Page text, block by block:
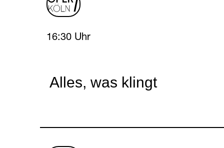
Alles, was klingt
Friday, 16 April 2027
16:30 Uhr
oper